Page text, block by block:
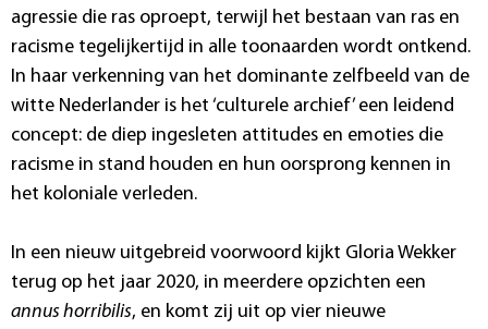
agressie die ras oproept, terwijl het bestaan van ras en
racisme tegelijkertijd in alle toonaarden wordt ontkend.
In haar verkenning van het dominante zelfbeeld van de
witte Nederlander is het ‘culturele archief’ een leidend
concept: de diep ingesleten attitudes en emoties die
racisme in stand houden en hun oorsprong kennen in
het koloniale verleden.
In een nieuw uitgebreid voorwoord kijkt Gloria Wekker
terug op het jaar 2020, in meerdere opzichten een
annus horribilis, en komt zij uit op vier nieuwe